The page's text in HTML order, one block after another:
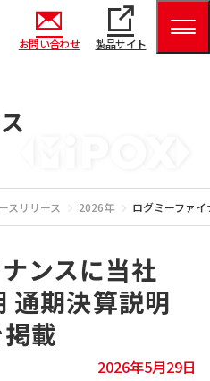
お問い合わせ 製品サイト
スリリース 2026年 ログミーファ
ンスに当社
通期決算説明
載
2026年5月29日